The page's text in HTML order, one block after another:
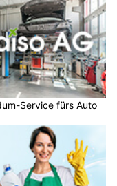
Service fürs Auto